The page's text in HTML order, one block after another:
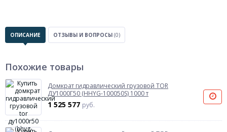
ОПИСАНИЕ ОТЗЫВЫ И ВОПРОСЫ (0)
Похожие товары
Домкрат гидравлический грузовой TOR
ДУ1000Г50 (HHYG-100050S) 1000 т
1 525 577 руб.